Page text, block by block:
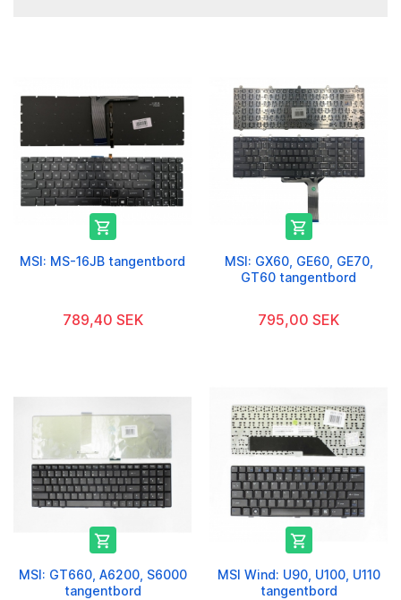

MSI: MS-16JB tangentbord
789,40 SEK

MSI: GX60, GE60, GE70,
GT60 tangentbord
795,00 SEK

MSI: GT660, A6200, S6000
tangentbord

MSI Wind: U90, U100, U110
tangentbord